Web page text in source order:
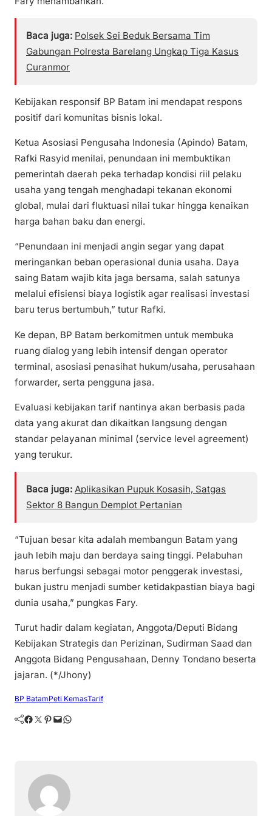
Baca juga: Polsek Sei Beduk Bersama Tim
Gabungan Polresta Barelang Ungkap Tiga Kasus
Curanmor
Kebijakan responsif BP Batam ini mendapat respons
positif dari komunitas bisnis lokal.
Ketua Asosiasi Pengusaha Indonesia (Apindo) Batam,
Rafki Rasyid menilai, penundaan ini membuktikan
pemerintah daerah peka terhadap kondisi riil pelaku
usaha yang tengah menghadapi tekanan ekonomi
global, mulai dari fluktuasi nilai tukar hingga kenaikan
harga bahan baku dan energi.
“Penundaan ini menjadi angin segar yang dapat
meringankan beban operasional dunia usaha. Daya
saing Batam wajib kita jaga bersama, salah satunya
melalui efisiensi biaya logistik agar realisasi investasi
baru terus bertumbuh,” tutur Rafki.
Ke depan, BP Batam berkomitmen untuk membuka
ruang dialog yang lebih intensif dengan operator
terminal, asosiasi penasihat hukum/usaha, perusahaan
forwarder, serta pengguna jasa.
Evaluasi kebijakan tarif nantinya akan berbasis pada
data yang akurat dan dikaitkan langsung dengan
standar pelayanan minimal (service level agreement)
yang terukur.
Baca juga: Aplikasikan Pupuk Kosasih, Satgas
Sektor 8 Bangun Demplot Pertanian
“Tujuan besar kita adalah membangun Batam yang
jauh lebih maju dan berdaya saing tinggi. Pelabuhan
harus berfungsi sebagai motor penggerak investasi,
bukan justru menjadi sumber ketidakpastian biaya bagi
dunia usaha,” pungkas Fary.
Turut hadir dalam kegiatan, Anggota/Deputi Bidang
Kebijakan Strategis dan Perizinan, Sudirman Saad dan
Anggota Bidang Pengusahaan, Denny Tondano beserta
jajaran. (*/Jhony)
BP BatamPeti KemasTarif
Facebook Twitter Pinterest Mail WhatsApp